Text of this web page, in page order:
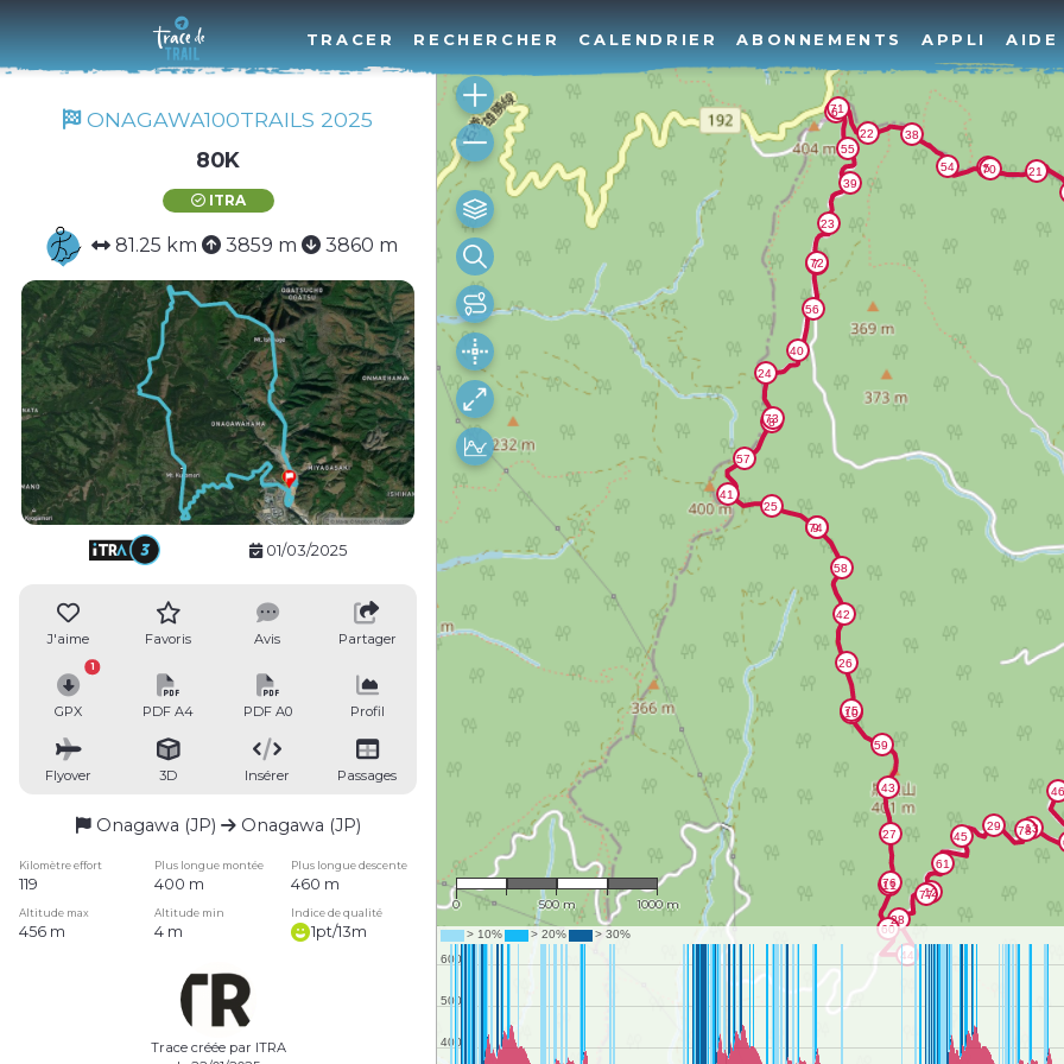
TRACER RECHERCHER CALENDRIER ABONNEMENTS APPLI AIDE
ONAGAWA100TRAILS 2025
80K
ITRA
81.25 km 3859 m 3860 m
01/03/2025
J'aime Favoris Avis Partager
GPX
1
PDF A4 PDF A0 Profil
Flyover 3D Insérer Passages
Onagawa (JP) Onagawa (JP)
Kilomètre effort Plus longue montée Plus longue descente
119 400 m 460 m
Altitude max Altitude min Indice de qualité
456 m 4 m 1pt/13m
Trace créée par ITRA
1 : 20,958
0 500 m 1000 m